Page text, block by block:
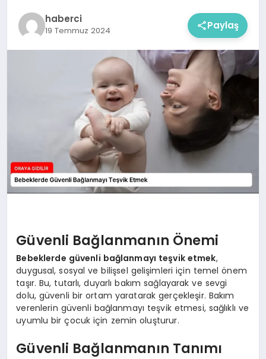
haberci
19 Temmuz 2024 Paylaş
Güvenli Bağlanmanın Önemi
Bebeklerde güvenli bağlanmayı teşvik etmek,
duygusal, sosyal ve bilişsel gelişimleri için temel önem
taşır. Bu, tutarlı, duyarlı bakım sağlayarak ve sevgi
dolu, güvenli bir ortam yaratarak gerçekleşir. Bakım
verenlerin güvenli bağlanmayı teşvik etmesi, sağlıklı ve
uyumlu bir çocuk için zemin oluşturur.
Güvenli Bağlanmanın Tanımı